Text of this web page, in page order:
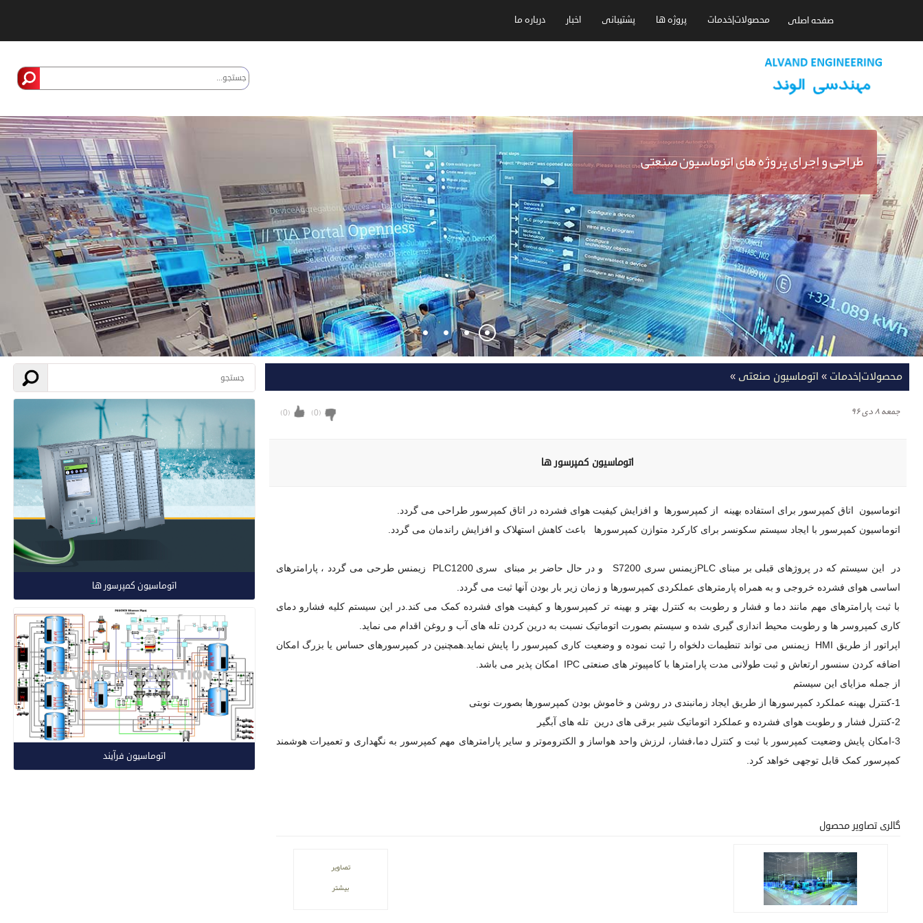
صفحه اصلی محصولات|خدمات پروژه ها پشتیبانی اخبار درباره ما
طراحی و اجرای پروژه های اتوماسیون صنعتی
اتوماسیون کمپرسور ها
اتوماسیون فرآیند
محصولات|خدمات »اتوماسیون صنعتی »
جمعه ۸ دی ۹۶ (
0
) (
0
)
اتوماسیون کمپرسور ها
اتوماسیون اتاق کمپرسور برای استفاده بهینه از کمپرسورها و افزایش کیفیت هوای فشرده در اتاق کمپرسور طراحی می گردد.
اتوماسیون کمپرسور با ایجاد سیستم سکونسر برای کارکرد متوازن کمپرسورها باعث کاهش استهلاک و افزایش راندمان می گردد.
در این سیستم که در پروژهای قبلی بر مبنای PLCزیمنس سری S7200 و در حال حاضر بر مبنای سری PLC1200 زیمنس طرحی می گردد ، پارامترهای
اساسی هوای فشرده خروجی و به همراه پارمترهای عملکردی کمپرسورها و زمان زیر بار بودن آنها ثبت می گردد.
با ثبت پارامترهای مهم مانند دما و فشار و رطوبت به کنترل بهتر و بهینه تر کمپرسورها و کیفیت هوای فشرده کمک می کند.در این سیستم کلیه فشارو دمای
کاری کمپروسر ها و رطوبت محیط اندازی گیری شده و سیستم بصورت اتوماتیک نسبت به درین کردن تله های آب و روغن اقدام می نماید.
اپراتور از طریق HMI زیمنس می تواند تنطیمات دلخواه را ثبت نموده و وضعیت کاری کمپرسور را پایش نماید.همچنین در کمپرسورهای حساس یا بزرگ امکان
اضافه کردن سنسور ارتعاش و ثبت طولانی مدت پارامترها با کامپیوتر های صنعتی IPC امکان پذیر می باشد.
از جمله مزایای این سیستم
1-کنترل بهینه عملکرد کمپرسورها از طریق ایجاد زمانبندی در روشن و خاموش بودن کمپرسورها بصورت نوبتی
2-کنترل فشار و رطوبت هوای فشرده و عملکرد اتوماتیک شیر برقی های درین تله های آبگیر
3-امکان پایش وضعیت کمپرسور با ثبت و کنترل دما،فشار، لرزش واحد هواساز و الکتروموتر و سایر پارامترهای مهم کمپرسور به نگهداری و تعمیرات هوشمند
کمپرسور کمک قابل توجهی خواهد کرد.
گالری تصاویر محصول
تصاویر
بیشتر